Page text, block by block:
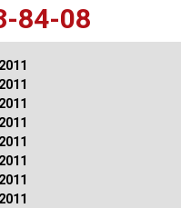
84-08